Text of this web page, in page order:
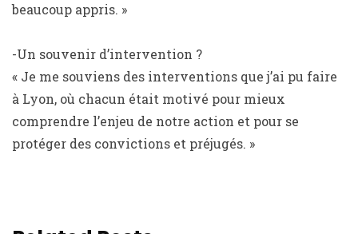
beaucoup appris. »
-Un souvenir d’intervention ?
« Je me souviens des interventions que j’ai pu faire
à Lyon, où chacun était motivé pour mieux
comprendre l’enjeu de notre action et pour se
protéger des convictions et préjugés. »